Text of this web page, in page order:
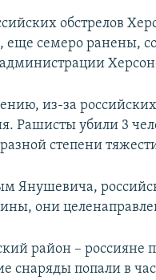
обстрелов
еще семеро ранены,
из-за
Рашисты убили 3
степени
Янушевича,
они
район – россияне
снаряды попали в